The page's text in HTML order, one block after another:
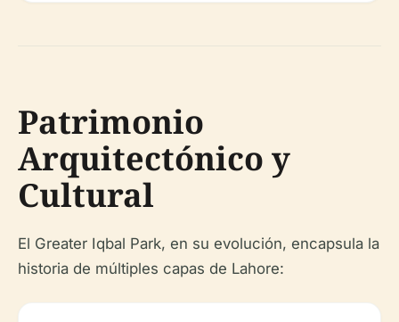
Patrimonio
Arquitectónico y
Cultural
El Greater Iqbal Park, en su evolución, encapsula la
historia de múltiples capas de Lahore: